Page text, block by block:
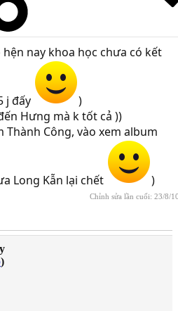
hện nay khoa học chưa có kết
j đấy
)
Hưng mà k tốt cả ))
Thành Công, vào xem album
Long Kẫn lại chết )
Chỉnh sửa lần cuối: 23/8/
)